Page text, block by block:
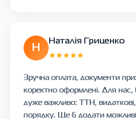
Н
Наталія Гриценко
★★★★★
Зручна оплата, документи
коректно оформлені. Для нас,
дуже важливо: ТТН,
порядку. Ще б додати